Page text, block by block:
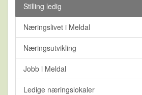
Stilling ledig
Næringslivet i Meldal
Næringsutvikling
Jobb i Meldal
Ledige næringslokaler